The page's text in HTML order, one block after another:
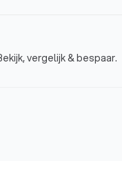
vergelijk & bespaar.